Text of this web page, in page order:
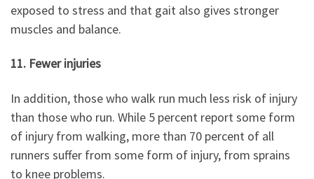
exposed to stress and that gait also gives stronger
muscles and balance.
11. Fewer injuries
In addition, those who walk run much less risk of injury
than those who run. While 5 percent report some form
of injury from walking, more than 70 percent of all
runners suffer from some form of injury, from sprains
to knee problems.